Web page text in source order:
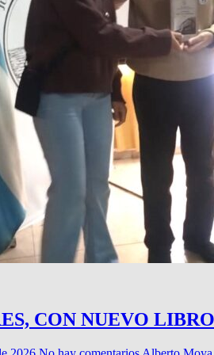
CON NUEVO LIBRO